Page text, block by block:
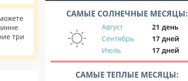
три
САМЫЕ СОЛНЕЧНЫЕ МЕСЯЦЫ:
Август
21 день
Сентябрь
17 дней
Июль
17 дней
САМЫЕ ТЕПЛЫЕ МЕСЯЦЫ: